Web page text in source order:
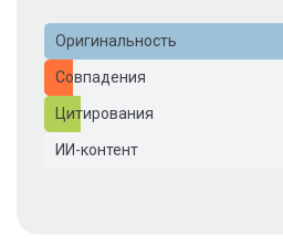
Оригинальность
Совпадения
Цитирования
ИИ-контент